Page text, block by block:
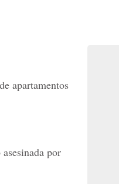
apartamentos
por